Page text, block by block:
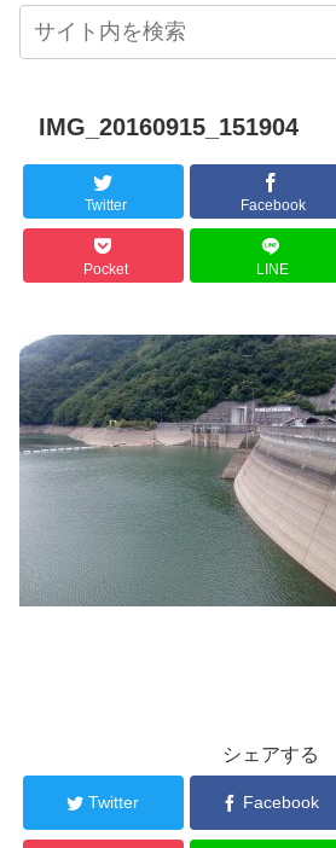
IMG_20160915_151904
Twitter Facebook
Pocket LINE
シェアする
Twitter Facebook